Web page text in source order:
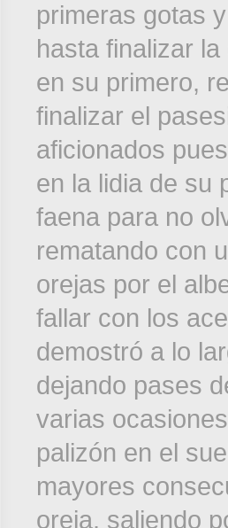
primeras gotas
hasta finalizar
en su primero,
finalizar el
aficionados
en la lidia de su
faena para no
rematando con
orejas por el
fallar con los
demostró a lo
dejando pases
varias
palizón en el
mayores
oreja, saliendo